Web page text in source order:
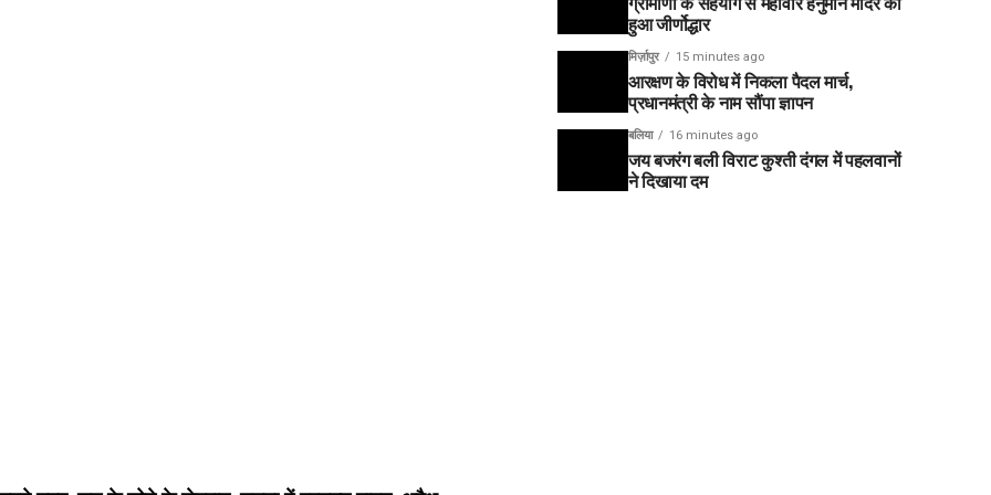
हुआ जीर्णोद्धार
मिर्ज़ापुर 15 minutes ago
आरक्षण के विरोध में निकला पैदल मार्च,
प्रधानमंत्री के नाम सौंपा ज्ञापन
बलिया 16 minutes ago
जय बजरंग बली विराट कुश्ती दंगल में पहलवानों
ने दिखाया दम